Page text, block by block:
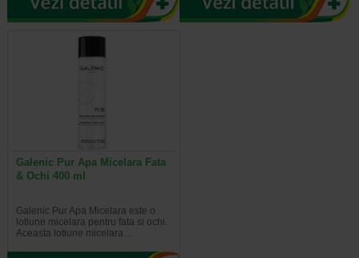
Galenic Pur Apa Micelara Fata
& Ochi 400 ml
Galenic Pur Apa Micelara este o
lotiune micelara pentru fata si ochi.
Aceasta lotiune micelara…